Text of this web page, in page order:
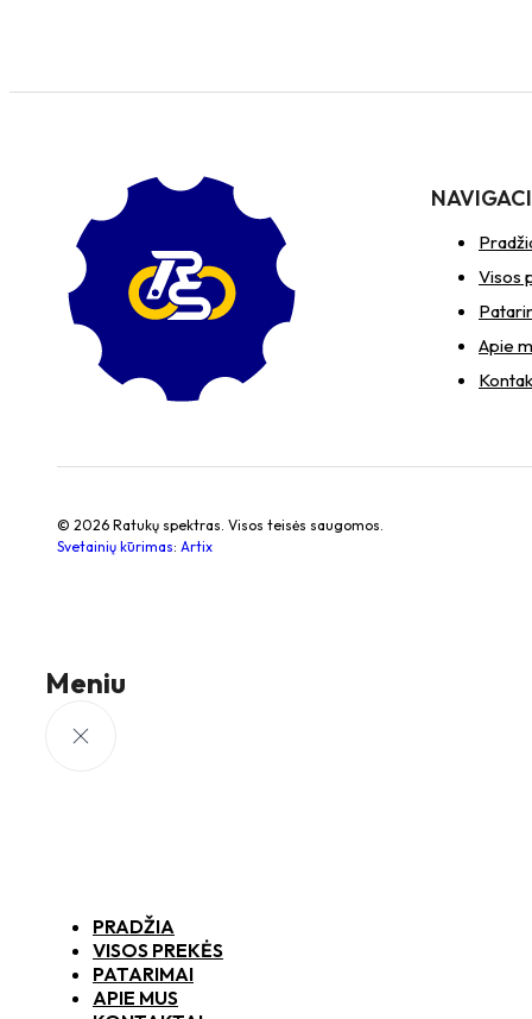
Visos
Apie
© 2026 Ratukų spektras. Visos teisės saugomos.
Svetainių kūrimas: Artix
Meniu
PRADŽIA
VISOS PREKĖS
PATARIMAI
APIE MUS